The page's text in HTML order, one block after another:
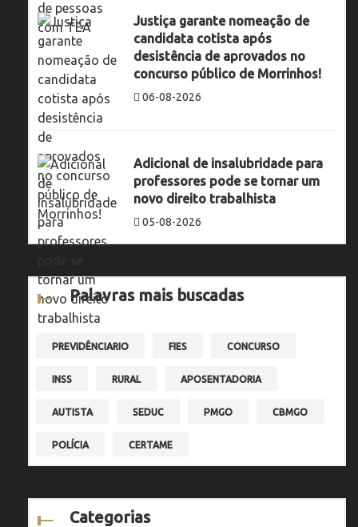
Justiça garante nomeação de
candidata cotista após
desistência de aprovados no
concurso público de Morrinhos!
06-08-2026
Adicional de insalubridade para
professores pode se tornar um
novo direito trabalhista
05-08-2026
Palavras mais buscadas
PREVIDÊNCIARIO FIES CONCURSO
INSS RURAL APOSENTADORIA
AUTISTA SEDUC PMGO CBMGO
POLÍCIA CERTAME
Categorias